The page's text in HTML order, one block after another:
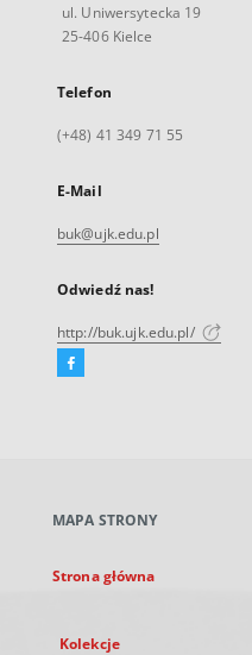
ul. Uniwersytecka 19
25-406 Kielce
Telefon
(+48) 41 349 71 55
E-Mail
buk@ujk.edu.pl
Odwiedź nas!
http://buk.ujk.edu.pl/
Facebook
karcie
MAPA STRONY
Strona główna
Kolekcje